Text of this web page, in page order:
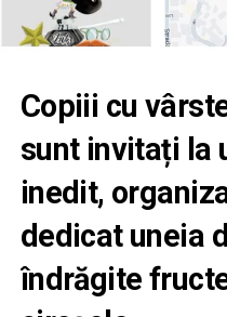
Copiii cu
sunt invitați la
inedit,
dedicat uneia
îndrăgite